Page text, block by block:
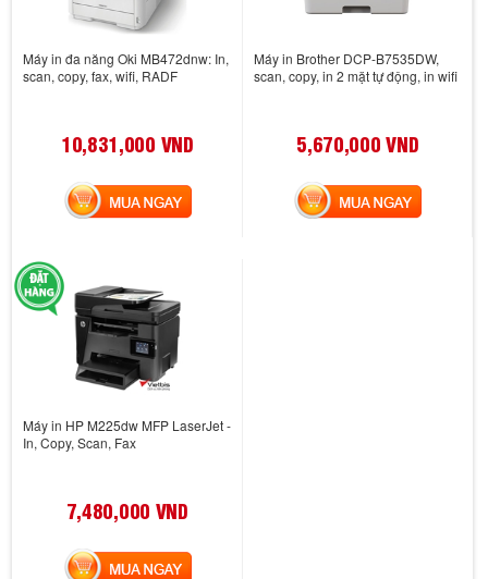
Máy in đa năng Oki MB472dnw: In,
scan, copy, fax, wifi, RADF
10,831,000 VND
MUA NGAY
Máy in Brother DCP-B7535DW,
scan, copy, in 2 mặt tự động, in wifi
5,670,000 VND
MUA NGAY
Máy in HP M225dw MFP LaserJet -
In, Copy, Scan, Fax
7,480,000 VND
MUA NGAY